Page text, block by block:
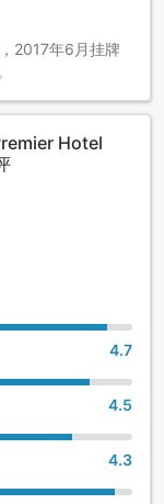
2017年6月挂牌
Hotel
4.7
4.5
4.3